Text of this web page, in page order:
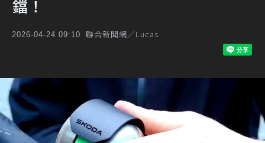
鐺！
2026-04-24 09:10 聯合新聞網／Lucas